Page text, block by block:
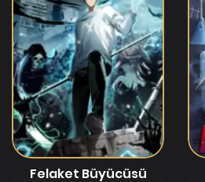
Felaket Büyücüsü